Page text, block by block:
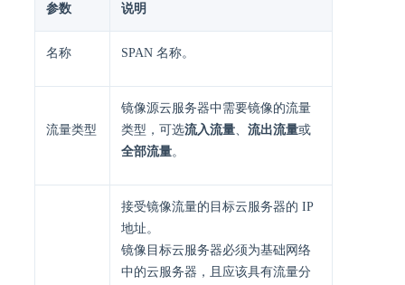
参数 说明
名称 SPAN 名称。
流量类型
镜像源云服务器中需要镜像的流量
类型，可选流入流量 流出流量或
全部流量。
接受镜像流量的目标云服务器的 IP
地址。
镜像目标云服务器必须为基础网络
中的云服务器，且应该具有流量分